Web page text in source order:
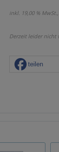
inkl. 19,00 %
Derzeit leider nicht
teilen